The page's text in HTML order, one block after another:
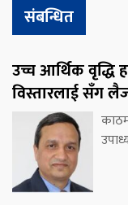
संबन्धित
उच्च आर्थिक वृद्धि
विस्तारलाई सँग